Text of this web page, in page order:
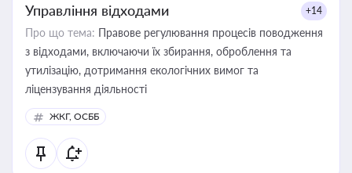
Управління відходами +14
Про що тема: Правове регулювання процесів поводження
з відходами, включаючи їх збирання, оброблення та
утилізацію, дотримання екологічних вимог та
ліцензування діяльності
ЖКГ, ОСББ